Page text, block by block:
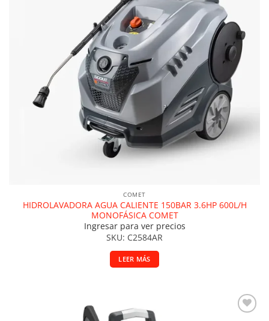
COMET
HIDROLAVADORA AGUA CALIENTE 150BAR 3.6HP 600L/H
MONOFÁSICA COMET
Ingresar para ver precios
SKU: C2584AR
LEER MÁS